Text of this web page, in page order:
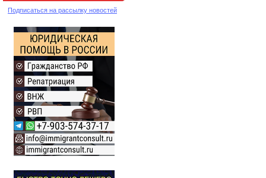
Подписаться на рассылку новостей